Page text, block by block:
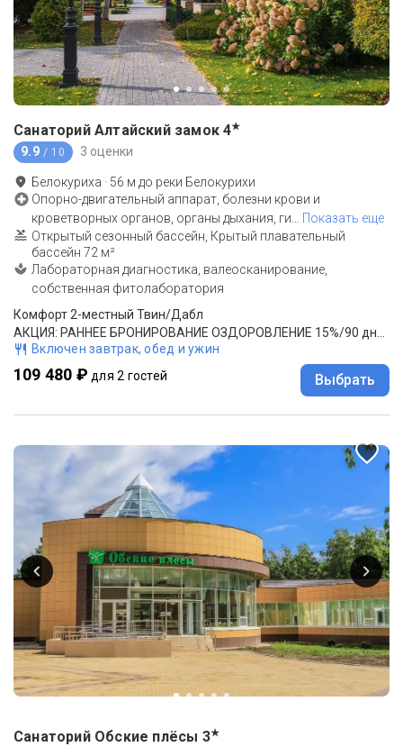
Санаторий Алтайский замок 4★
9.9 / 10 3 оценки
Белокуриха · 56 м до реки Белокурихи
Опорно-двигательный аппарат, болезни крови и
кроветворных органов, органы дыхания, ги
Показать еще
Открытый сезонный бассейн, Крытый плавательный
бассейн 72 м²
Лабораторная диагностика, валеосканирование,
собственная фитолаборатория
Комфорт 2-местный Твин/Дабл
Включен завтрак, обед и ужин
109 480 ₽ для 2 гостей Выбрать
Санаторий Обские плёсы 3★